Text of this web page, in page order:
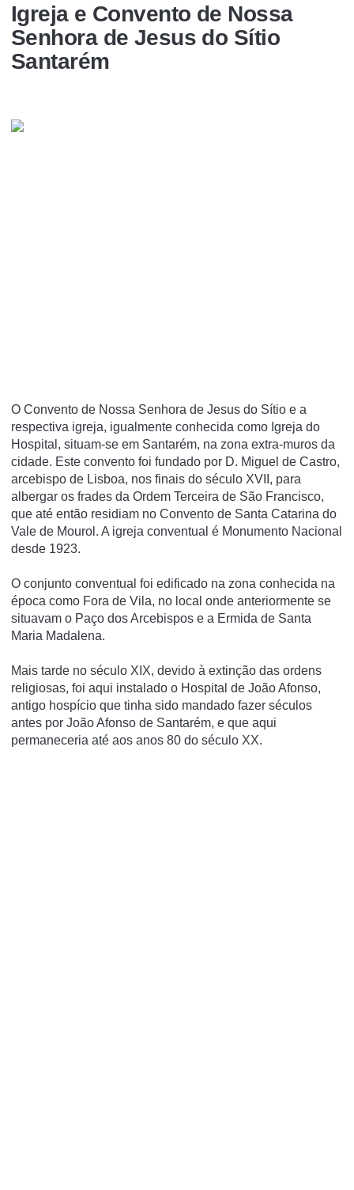
Igreja e Convento de Nossa
Senhora de Jesus do Sí­tio
Santarém
O Convento de Nossa Senhora de Jesus do Sí­tio e a
respectiva igreja, igualmente conhecida como Igreja do
Hospital, situam-se em Santarém, na zona extra-muros da
cidade. Este convento foi fundado por D. Miguel de Castro,
arcebispo de Lisboa, nos finais do século XVII, para
albergar os frades da Ordem Terceira de São Francisco,
que até então residiam no Convento de Santa Catarina do
Vale de Mourol. A igreja conventual é Monumento Nacional
desde 1923.
O conjunto conventual foi edificado na zona conhecida na
época como Fora de Vila, no local onde anteriormente se
situavam o Paço dos Arcebispos e a Ermida de Santa
Maria Madalena.
Mais tarde no século XIX, devido à extinção das ordens
religiosas, foi aqui instalado o Hospital de João Afonso,
antigo hospí­cio que tinha sido mandado fazer séculos
antes por João Afonso de Santarém, e que aqui
permaneceria até aos anos 80 do século XX.